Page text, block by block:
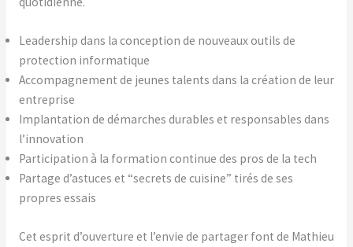
Leadership dans la conception de nouveaux outils de
protection informatique
Accompagnement de jeunes talents dans la création de leur
entreprise
Implantation de démarches durables et responsables dans
l’innovation
Participation à la formation continue des pros de la tech
Partage d’astuces et “secrets de cuisine” tirés de ses
propres essais
Cet esprit d’ouverture et l’envie de partager font de Mathieu